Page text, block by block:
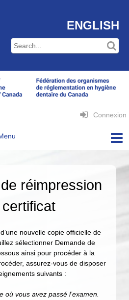
ENGLISH
Connexion
réimpression
nouvelle copie officielle de
sélectionner Demande de
ainsi pour procéder à la
assurez-vous de disposer
suivants :
où vous avez passé l’examen.